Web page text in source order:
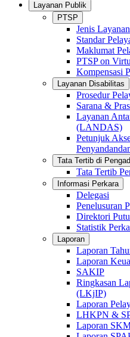
Layanan Publik
PTSP
Jenis Layanan
Standar
Maklumat
PTSP on
Kompensasi
Layanan Disabilitas
Prosedur
Sarana &
Layanan
(LANDAS)
Petunjuk
Tata Tertib di
Tata Tertib
Informasi Perkara
Delegasi
Penelusuran
Direktori
Statistik
Laporan
Laporan
Laporan
SAKIP
Ringkasan
(LKjIP)
Laporan
LHKPN &
Laporan